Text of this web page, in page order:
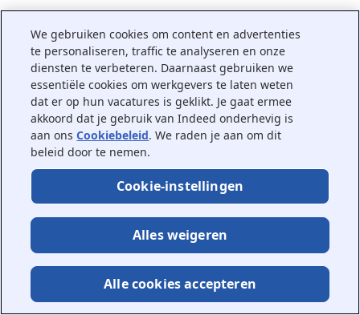
We gebruiken cookies om content en advertenties
te personaliseren, traffic te analyseren en onze
diensten te verbeteren. Daarnaast gebruiken we
essentiële cookies om werkgevers te laten weten
dat er op hun vacatures is geklikt. Je gaat ermee
akkoord dat je gebruik van Indeed onderhevig is
aan onsCookiebeleid. We raden je aan om dit
beleid door te nemen.
Cookie-instellingen
Alles weigeren
Alle cookies accepteren